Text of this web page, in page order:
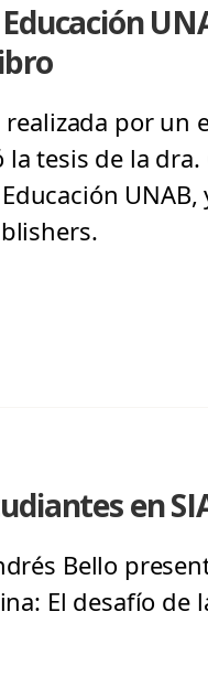
por
tesis de la
en
Bello
El desafío de